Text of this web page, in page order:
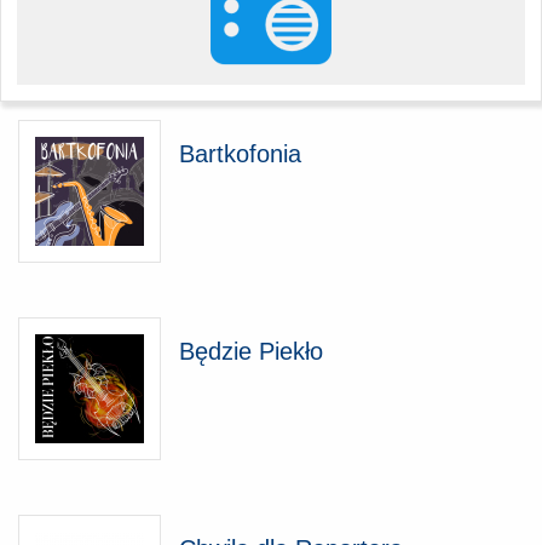
Bartkofonia
Będzie Piekło